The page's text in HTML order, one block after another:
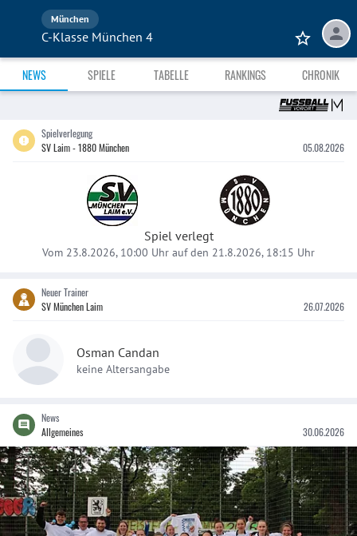
München
C-Klasse München 4
NEWS SPIELE TABELLE RANKINGS CHRONIK
Spielverlegung
SV Laim - 1880 München
05.08.2026
Spiel verlegt
Vom 23.8.2026, 10:00 Uhr auf den 21.8.2026, 18:15 Uhr
Neuer Trainer
SV München Laim
26.07.2026
Osman Candan
keine Altersangabe
News
Allgemeines
30.06.2026